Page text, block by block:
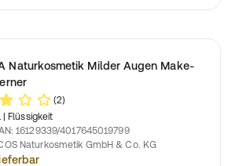
Naturkosmetik Milder Augen Make-
(2)
| Flüssigkeit
:16129339/4017645019799
Naturkosmetik GmbH & Co. KG